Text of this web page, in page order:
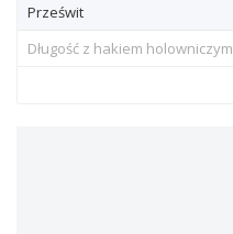
Prześwit
Długość z hakiem holowniczym